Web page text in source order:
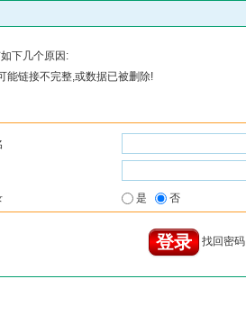
下几个原因:
能链接不完整,或数据已被删除!
是 否
找回密码